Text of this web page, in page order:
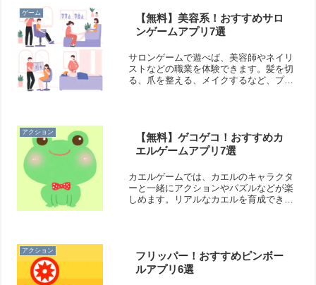
ゲーム
【無料】美容系！おすすめサロ
ンゲームアプリ7選
サロンゲームで遊べば、美容師やネイリ
ストなどの職業を体験できます。髪を切
る、爪を整える、メイクするなど、プロ
アクション
【無料】ゲコゲコ！おすすめカ
エルゲームアプリ7選
カエルゲームでは、カエルのキャラクタ
ーと一緒にアクションやパズルなどが楽
しめます。リアルなカエルを育成できる
アクション
フリッパー！おすすめピンボー
ルアプリ6選